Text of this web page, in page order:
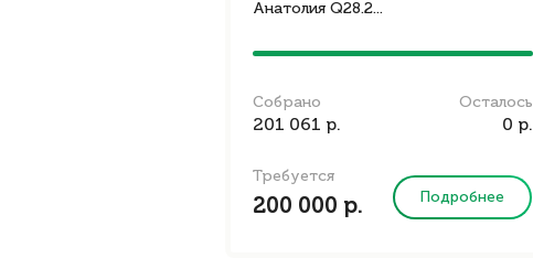
Анатолия Q28.2...
Собрано
201 061 р.
Осталось
0 р.
Требуется
200 000 р. Подробнее